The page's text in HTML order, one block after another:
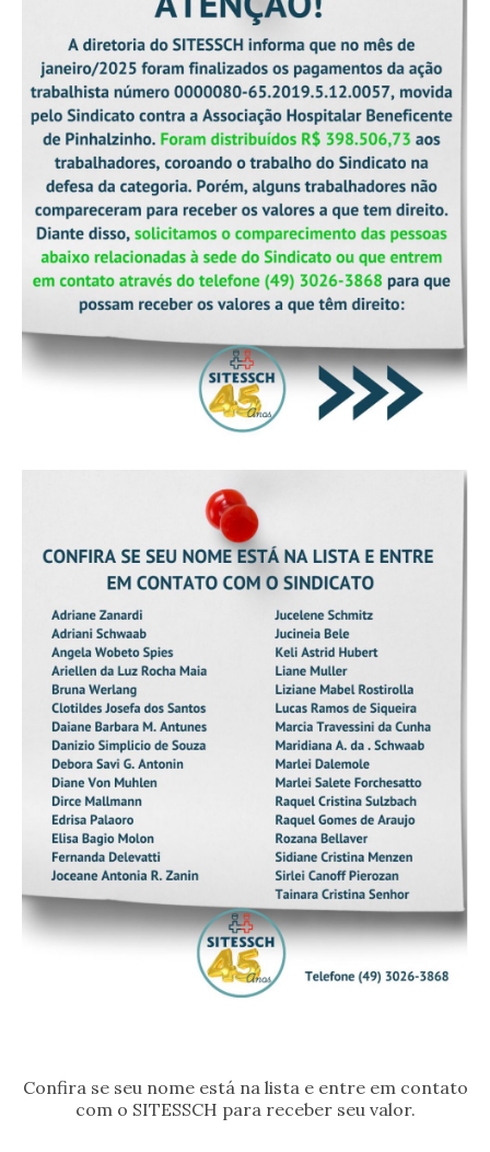
Confira se seu nome está na lista e entre em contato
com o SITESSCH para receber seu valor.